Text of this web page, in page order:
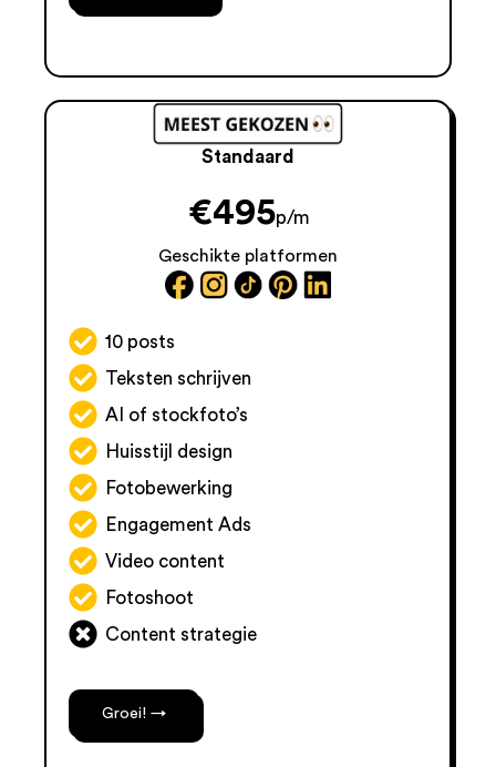
Standaard
€495p/m
Geschikte platformen
10 posts
Teksten schrijven
AI of stockfoto’s
Huisstijl design
Fotobewerking
Engagement Ads
Video content
Fotoshoot
Content strategie
Groei! →